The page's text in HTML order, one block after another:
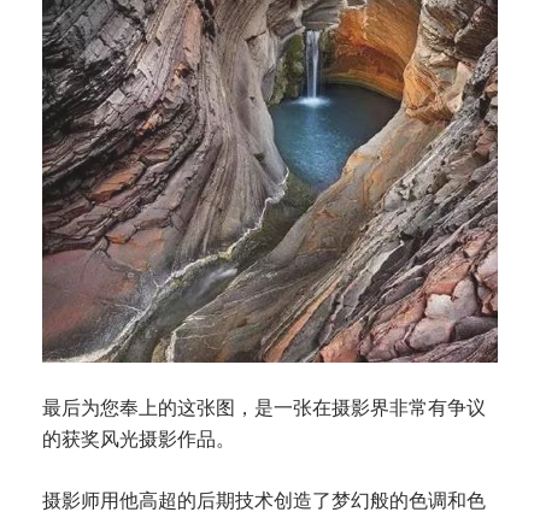
最后为您奉上的这张图，是一张在摄影界非常有争议
的获奖风光摄影作品。
摄影师用他高超的后期技术创造了梦幻般的色调和色